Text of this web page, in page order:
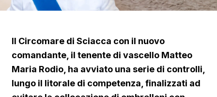
Il Circomare di Sciacca con il nuovo
comandante, il tenente di vascello Matteo
Maria Rodio, ha avviato una serie di controlli,
lungo il litorale di competenza, finalizzati ad